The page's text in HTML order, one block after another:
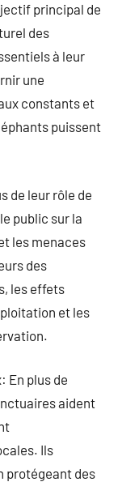
principal de
des
à leur
une
constants et
puissent
de leur rôle de
public sur la
les menaces
des
les effets
et les
En plus de
aident
Ils
protégeant des